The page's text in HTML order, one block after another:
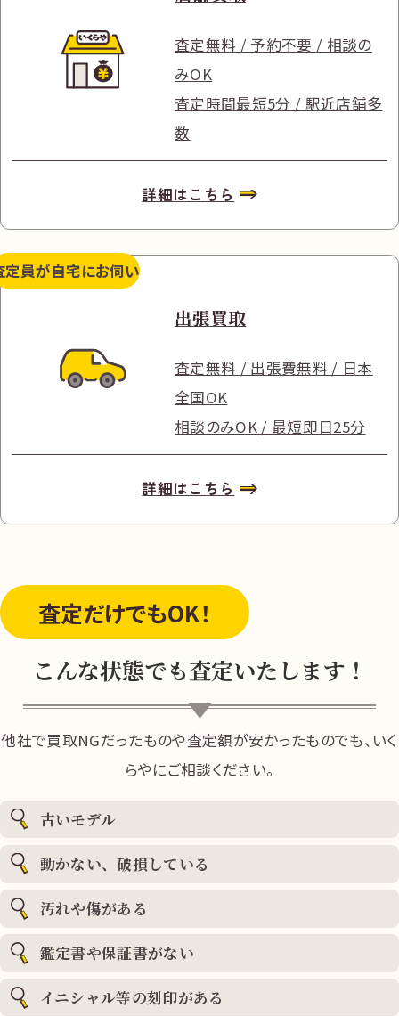
査定無料 / 予約不要 / 相談の
みOK
査定時間最短5分 / 駅近店舗多
数
詳細はこちら
定員が自宅にお伺い
出張買取
査定無料 / 出張費無料 / 日本
全国OK
相談のみOK / 最短即日25分
詳細はこちら
査定だけでもOK！
こんな状態でも査定いたします！
他社で買取NGだったものや査定額が安かったものでも、いく
らやにご相談ください。
古いモデル
動かない、破損している
汚れや傷がある
鑑定書や保証書がない
イニシャル等の刻印がある